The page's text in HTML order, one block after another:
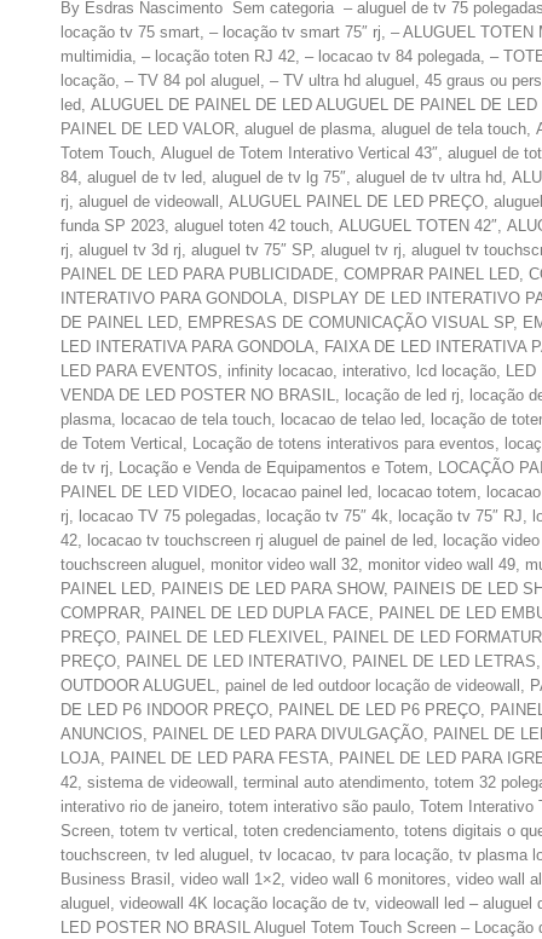
By Esdras Nascimento Sem categoria – aluguel de tv 75
locação tv 75 smart, – locação tv smart 75″ rj, – ALUGUEL
multimidia, – locação toten RJ 42, – locacao tv 84 polegada, –
locação, – TV 84 pol aluguel, – TV ultra hd aluguel, 45 graus ou
led, ALUGUEL DE PAINEL DE LED ALUGUEL DE PAINEL DE
PAINEL DE LED VALOR, aluguel de plasma, aluguel de tela
Totem Touch, Aluguel de Totem Interativo Vertical 43″, aluguel de
84, aluguel de tv led, aluguel de tv lg 75″, aluguel de tv ultra hd,
rj, aluguel de videowall, ALUGUEL PAINEL DE LED PREÇO,
funda SP 2023, aluguel toten 42 touch, ALUGUEL TOTEN 42″,
rj, aluguel tv 3d rj, aluguel tv 75″ SP, aluguel tv rj, aluguel tv
PAINEL DE LED PARA PUBLICIDADE, COMPRAR PAINEL LED,
INTERATIVO PARA GONDOLA, DISPLAY DE LED INTERATIVO
DE PAINEL LED, EMPRESAS DE COMUNICAÇÃO VISUAL SP,
LED INTERATIVA PARA GONDOLA, FAIXA DE LED
LED PARA EVENTOS, infinity locacao, interativo, lcd locação,
VENDA DE LED POSTER NO BRASIL, locação de led rj, locação
plasma, locacao de tela touch, locacao de telao led, locação de
de Totem Vertical, Locação de totens interativos para eventos,
de tv rj, Locação e Venda de Equipamentos e Totem, LOCAÇÃO
PAINEL DE LED VIDEO, locacao painel led, locacao totem,
rj, locacao TV 75 polegadas, locação tv 75″ 4k, locação tv 75″
42, locacao tv touchscreen rj aluguel de painel de led, locação
touchscreen aluguel, monitor video wall 32, monitor video wall 49,
PAINEL LED, PAINEIS DE LED PARA SHOW, PAINEIS DE LED
COMPRAR, PAINEL DE LED DUPLA FACE, PAINEL DE LED
PREÇO, PAINEL DE LED FLEXIVEL, PAINEL DE LED
PREÇO, PAINEL DE LED INTERATIVO, PAINEL DE LED
OUTDOOR ALUGUEL, painel de led outdoor locação de videowall,
DE LED P6 INDOOR PREÇO, PAINEL DE LED P6 PREÇO,
ANUNCIOS, PAINEL DE LED PARA DIVULGAÇÃO, PAINEL DE
LOJA, PAINEL DE LED PARA FESTA, PAINEL DE LED PARA
42, sistema de videowall, terminal auto atendimento, totem 32
interativo rio de janeiro, totem interativo são paulo, Totem
Screen, totem tv vertical, toten credenciamento, totens digitais o
touchscreen, tv led aluguel, tv locacao, tv para locação, tv plasma
Business Brasil, video wall 1×2, video wall 6 monitores, video wall
aluguel, videowall 4K locação locação de tv, videowall led –
LED POSTER NO BRASIL Aluguel Totem Touch Screen –